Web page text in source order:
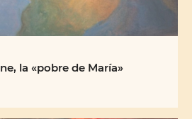
la «pobre de María»